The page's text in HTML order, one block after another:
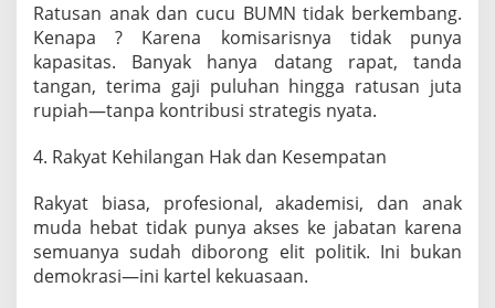
Ratusan anak dan cucu BUMN tidak berkembang.
Kenapa ? Karena komisarisnya tidak punya
kapasitas. Banyak hanya datang rapat, tanda
tangan, terima gaji puluhan hingga ratusan juta
rupiah—tanpa kontribusi strategis nyata.
4. Rakyat Kehilangan Hak dan Kesempatan
Rakyat biasa, profesional, akademisi, dan anak
muda hebat tidak punya akses ke jabatan karena
semuanya sudah diborong elit politik. Ini bukan
demokrasi—ini kartel kekuasaan.